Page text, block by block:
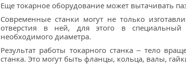
Еще токарное оборудование может вытачивать
Современные станки могут не только
отверстия в ней, для этого в специальный
необходимого диаметра.
Результат работы токарного станка – тело
станка. Это могут быть фланцы, кольца, валы,